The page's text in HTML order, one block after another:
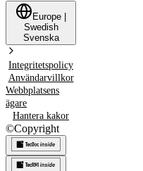
Europe
Swedish
Svenska
Integritetspolicy
Användarvillkor
Webbplatsens
ägare
Hantera kakor
©Copyright